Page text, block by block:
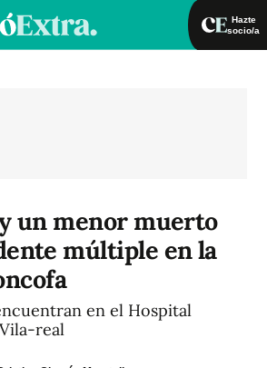
Hazte
socio/a
un menor muerto
múltiple en la
en el Hospital
real